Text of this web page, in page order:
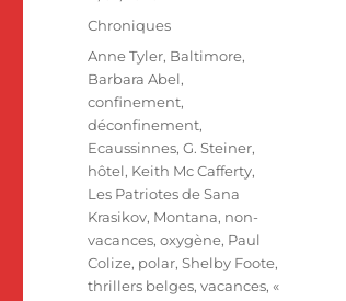
le
Catégories
Chroniques
Étiquettes
Anne Tyler, Baltimore,
Barbara Abel,
confinement,
déconfinement,
Ecaussinnes,G. Steiner,
hôtel, Keith Mc Cafferty,
Les Patriotes de Sana
Krasikov, Montana, non-
vacances,oxygène, Paul
Colize, polar,Shelby Foote,
thrillers belges,vacances, «